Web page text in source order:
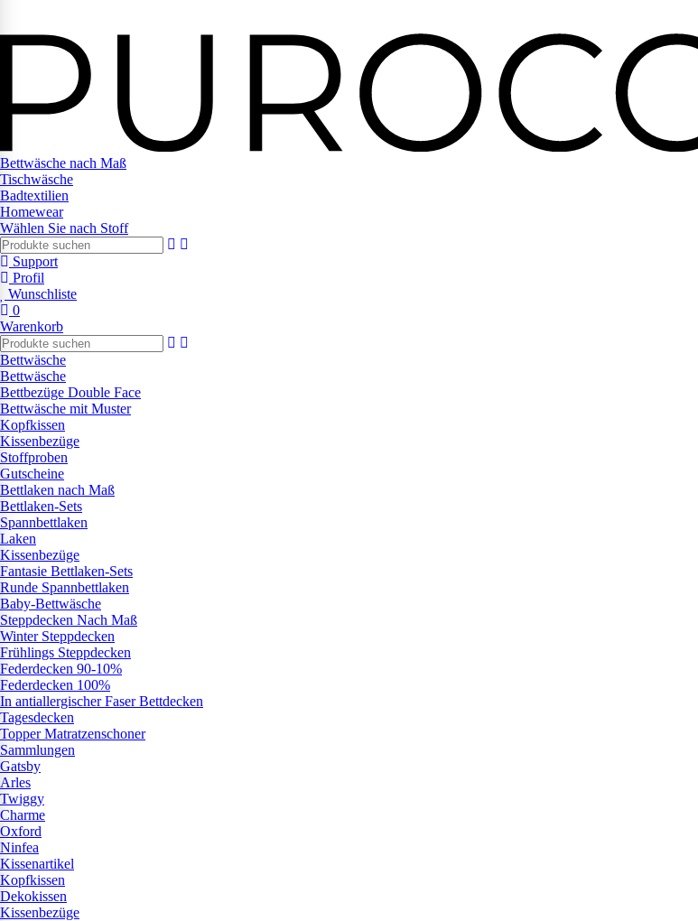
Bettwäsche nach Maß
Tischwäsche
Badtextilien
Homewear
Wählen Sie nach Stoff
Support
Profil
Wunschliste
0
Warenkorb
Bettwäsche
Bettwäsche
Bettbezüge Double Face
Bettwäsche mit Muster
Kopfkissen
Kissenbezüge
Stoffproben
Gutscheine
Bettlaken nach Maß
Bettlaken-Sets
Spannbettlaken
Laken
Kissenbezüge
Fantasie Bettlaken-Sets
Runde Spannbettlaken
Baby-Bettwäsche
Steppdecken Nach Maß
Winter Steppdecken
Frühlings Steppdecken
Federdecken 90-10%
Federdecken 100%
In antiallergischer Faser Bettdecken
Tagesdecken
Topper Matratzenschoner
Sammlungen
Gatsby
Arles
Twiggy
Charme
Oxford
Ninfea
Kissenartikel
Kopfkissen
Dekokissen
Kissenbezüge